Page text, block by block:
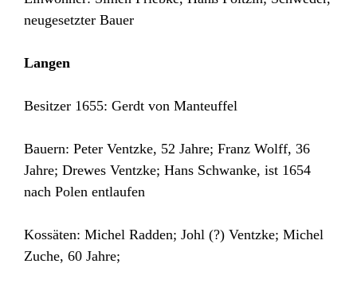
neugesetzter Bauer
Langen
Besitzer 1655: Gerdt von Manteuffel
Bauern: Peter Ventzke, 52 Jahre; Franz Wolff, 36
Jahre; Drewes Ventzke; Hans Schwanke, ist 1654
nach Polen entlaufen
Kossäten: Michel Radden; Johl (?) Ventzke; Michel
Zuche, 60 Jahre;